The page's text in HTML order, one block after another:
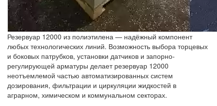
Резервуар 12000 из полиэтилена — надёжный компонент
любых технологических линий. Возможность выбора торцевых
и боковых патрубков, установки датчиков и запорно-
регулирующей арматуры делает резервуар 12000
неотъемлемой частью автоматизированных систем
дозирования, фильтрации и циркуляции жидкостей в
аграрном, химическом и коммунальном секторах.